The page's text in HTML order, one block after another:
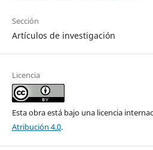
Sección
Artículos de investigación
Licencia
Esta obra está bajo una licencia
Atribución 4.0.